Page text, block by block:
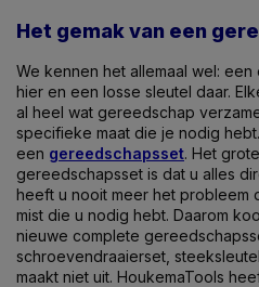
Het gemak van een
We kennen het allemaal wel:
hier en een losse sleutel daar.
al heel wat gereedschap
specifieke maat die je nodig
een gereedschapsset. Het
gereedschapsset is dat u alles
heeft u nooit meer het probleem
mist die u nodig hebt. Daarom
nieuwe complete
schroevendraaierset,
maakt niet uit. HoukemaTools